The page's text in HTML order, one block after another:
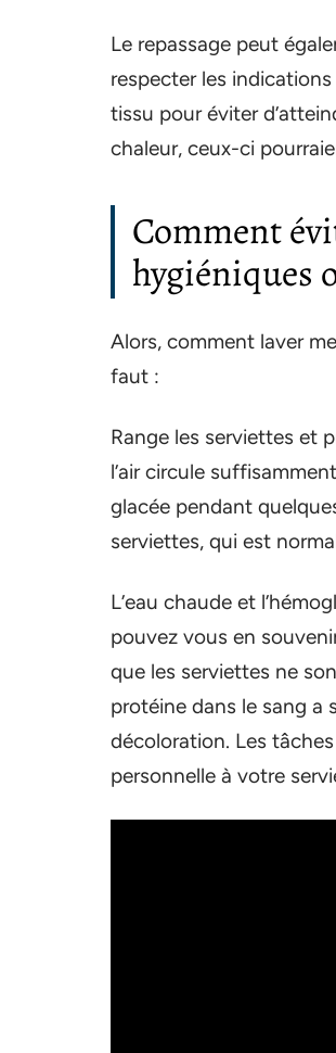
Le repassage peut
respecter les
tissu pour éviter
chaleur, ceux-ci
Comment
hygiéniques
Alors, comment laver
faut :
Range les serviettes et
l’air circule
glacée pendant
serviettes, qui est
L’eau chaude et
pouvez vous en
que les serviettes ne
protéine dans le sang a
décoloration. Les
personnelle à votre